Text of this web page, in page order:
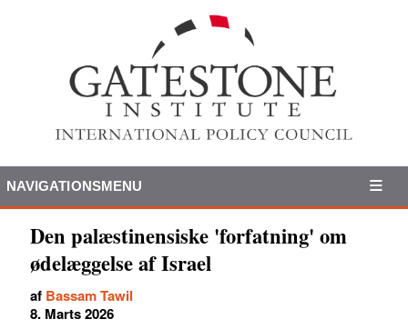
NAVIGATIONSMENU
Den palæstinensiske 'forfatning' om
ødelæggelse af Israel
af Bassam Tawil
8. Marts 2026